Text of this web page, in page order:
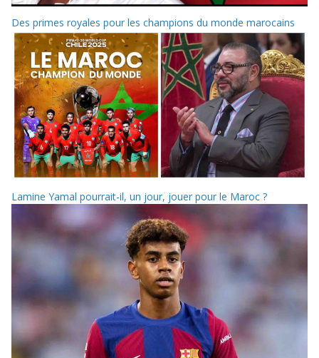
Des primes royales pour les champions du monde marocains
Lamine Yamal pourrait-il, un jour, jouer pour le Maroc ?